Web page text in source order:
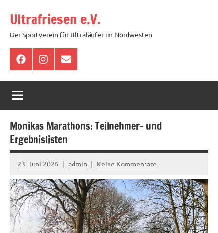
Inhalt
springen
Ultrafriesen e.V.
Der Sportverein für Ultraläufer im Nordwesten
FacebookInstagram
E-
Mail
Monikas Marathons: Teilnehmer- und
Ergebnislisten
23. Juni 2026 admin Keine Kommentare